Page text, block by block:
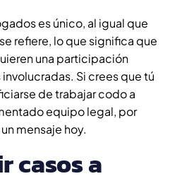
es único, al igual que
refiere, lo que significa que
una participación
Si crees que tú
de trabajar codo a
equipo legal, por
mensaje hoy.
casos a